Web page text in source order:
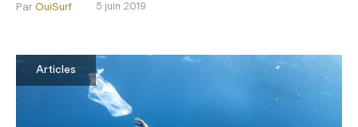
5 juin 2019
Par OuiSurf
Articles